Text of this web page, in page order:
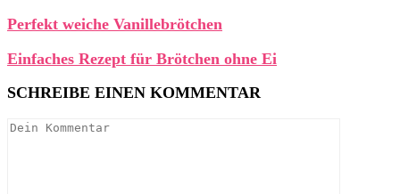
Perfekt weiche Vanillebrötchen
Einfaches Rezept für Brötchen ohne Ei
SCHREIBE EINEN KOMMENTAR